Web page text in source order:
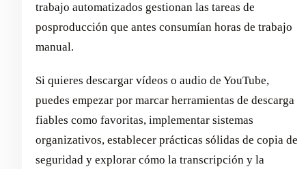
trabajo automatizados gestionan las tareas de
posproducción que antes consumían horas de trabajo
manual.
Si quieres descargar vídeos o audio de YouTube,
puedes empezar por marcar herramientas de descarga
fiables como favoritas, implementar sistemas
organizativos, establecer prácticas sólidas de copia de
seguridad y explorar cómo la transcripción y la